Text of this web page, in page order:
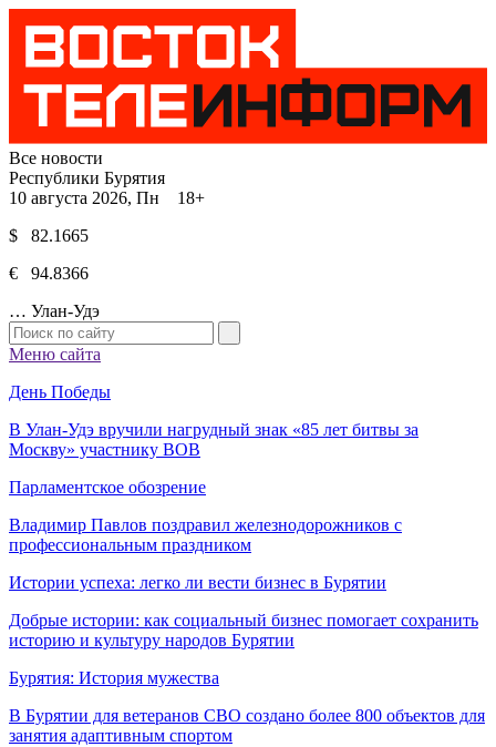
Все новости
Республики Бурятия
10 августа 2026, Пн 18+
$ 82.1665
€ 94.8366
… Улан-Удэ
Меню сайта
День Победы
В Улан-Удэ вручили нагрудный знак «85 лет битвы за
Москву» участнику ВОВ
Парламентское обозрение
Владимир Павлов поздравил железнодорожников с
профессиональным праздником
Истории успеха: легко ли вести бизнес в Бурятии
Добрые истории: как социальный бизнес помогает сохранить
историю и культуру народов Бурятии
Бурятия: История мужества
В Бурятии для ветеранов СВО создано более 800 объектов для
занятия адаптивным спортом